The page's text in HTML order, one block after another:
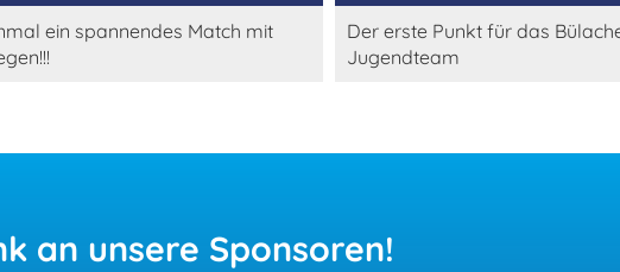
ein spannendes Match mit
Der erste Punkt für das
Jugendteam
an unsere Sponsoren!